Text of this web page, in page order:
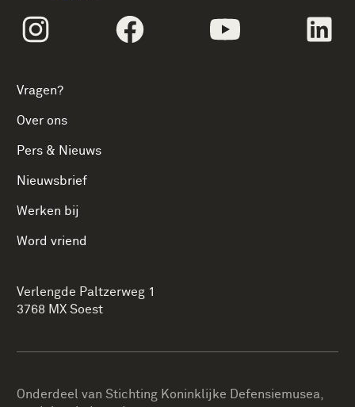
volgtekstInstagramvolgtekstFacebookvolgtekstYoutube
Vragen?
Over ons
Pers & Nieuws
Nieuwsbrief
Werken bij
Word vriend
Verlengde Paltzerweg 1
3768 MX Soest
Onderdeel van Stichting Koninklijke Defensiemusea,